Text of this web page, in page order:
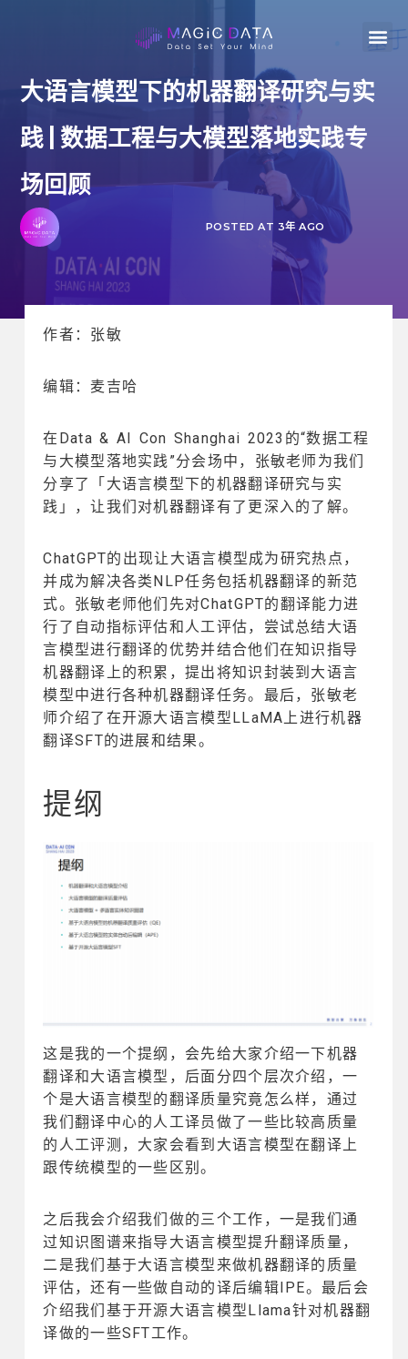
大语言模型下的机器翻译研究与实
践 | 数据工程与大模型落地实践专
场回顾
POSTED AT 3年 AGO
作者：张敏
编辑：麦吉哈
在Data & AI Con Shanghai 2023的“数据工程
与大模型落地实践”分会场中，张敏老师为我们
分享了「大语言模型下的机器翻译研究与实
践」，让我们对机器翻译有了更深入的了解。
ChatGPT的出现让大语言模型成为研究热点，
并成为解决各类NLP任务包括机器翻译的新范
式。张敏老师他们先对ChatGPT的翻译能力进
行了自动指标评估和人工评估，尝试总结大语
言模型进行翻译的优势并结合他们在知识指导
机器翻译上的积累，提出将知识封装到大语言
模型中进行各种机器翻译任务。最后，张敏老
师介绍了在开源大语言模型LLaMA上进行机器
翻译SFT的进展和结果。
提纲
这是我的一个提纲，会先给大家介绍一下机器
翻译和大语言模型，后面分四个层次介绍，一
个是大语言模型的翻译质量究竟怎么样，通过
我们翻译中心的人工译员做了一些比较高质量
的人工评测，大家会看到大语言模型在翻译上
跟传统模型的一些区别。
之后我会介绍我们做的三个工作，一是我们通
过知识图谱来指导大语言模型提升翻译质量，
二是我们基于大语言模型来做机器翻译的质量
评估，还有一些做自动的译后编辑IPE。最后会
介绍我们基于开源大语言模型Llama针对机器翻
译做的一些SFT工作。